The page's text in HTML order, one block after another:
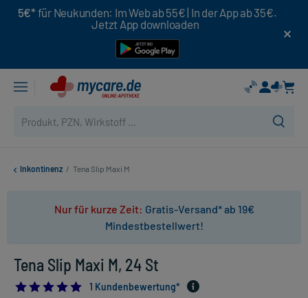
5€* für Neukunden: Im Web ab 55€ | In der App ab 35€.
Jetzt App downloaden
Inkontinenz / Tena Slip Maxi M
Nur für kurze Zeit: Gratis-Versand* ab 19€
Mindestbestellwert!
Tena Slip Maxi M, 24 St
5.01 Kundenbewertung*